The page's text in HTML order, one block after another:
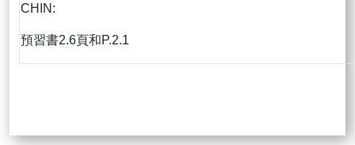
CHIN:
預習書2.6頁和P.2.1